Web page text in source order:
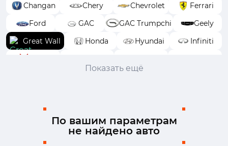
Changan
Chery Chevrolet
Ferrari
Ford
GAC GAC Trumpchi
Geely
Great Wall
Honda Hyundai
Infiniti
Ram
Toyota Volkswagen
Показать ещё
По вашим параметрам
не найдено авто